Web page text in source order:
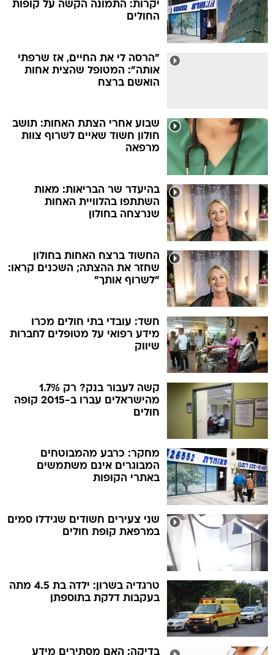
יקרות: התמונה הקשה על קופות
החולים
"הרסה לי את החיים, אז שרפתי
אותה": המטופל שהצית אחות
הואשם ברצח
שבוע אחרי הצתת האחות: תושב
חולון חשוד שאיים לשרוף צוות
מרפאה
בהיעדר שר הבריאות: מאות
השתתפו בהלוויית האחות
שנרצחה בחולון
החשוד ברצח האחות בחולון
שחזר את ההצתה; השכנים קראו:
"לשרוף אותך"
חשד: עובדי בתי חולים מכרו
מידע רפואי על מטופלים לחברות
שיווק
קשה לעבור בנק? רק 1.7%
מהישראלים עברו ב-2015 קופה
חולים
מחקר: כרבע מהמבוטחים
המבוגרים אינם משתמשים
באתרי הקופות
שני צעירים חשודים שגידלו סמים
במרפאת קופת חולים
טרגדיה בשרון: ילדה בת 4.5 מתה
בעקבות דלקת בתוספתן
בדיקה: האם מסתירים מידע